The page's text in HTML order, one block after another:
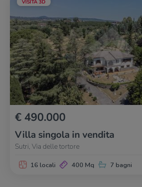
VISITA 3D
€ 490.000
Villa singola in vendita
Sutri, Via delle tortore
16 locali 400 Mq 7 bagni